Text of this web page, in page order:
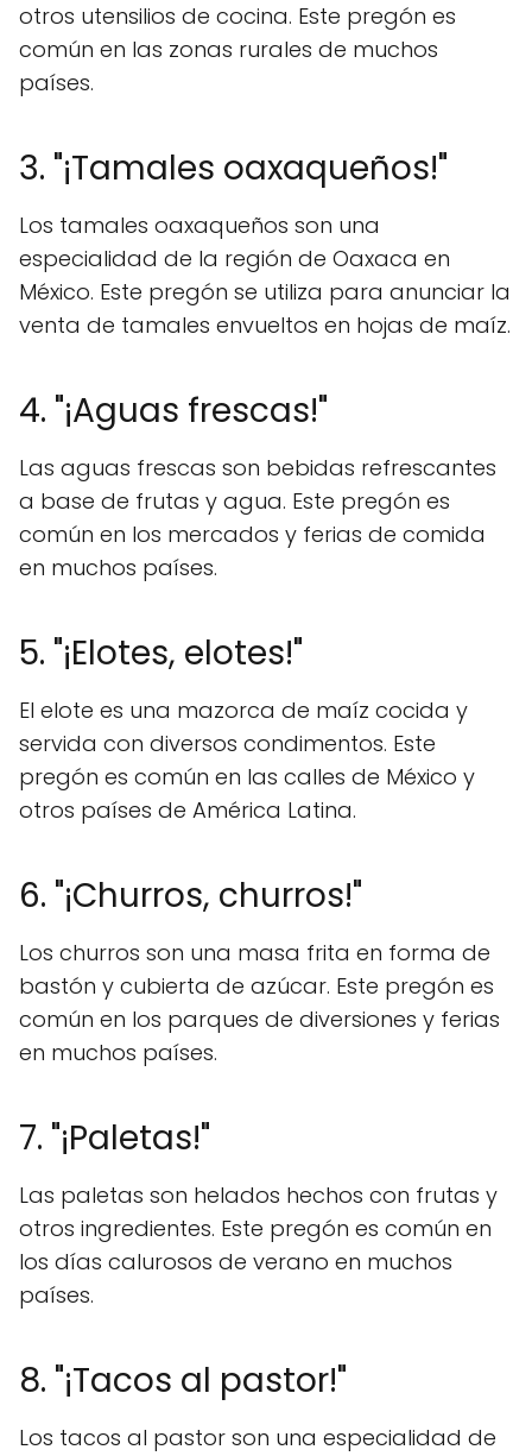
otros utensilios de cocina. Este pregón es
común en las zonas rurales de muchos
países.
3. "¡Tamales oaxaqueños!"
Los tamales oaxaqueños son una
especialidad de la región de Oaxaca en
México. Este pregón se utiliza para anunciar la
venta de tamales envueltos en hojas de maíz.
4. "¡Aguas frescas!"
Las aguas frescas son bebidas refrescantes
a base de frutas y agua. Este pregón es
común en los mercados y ferias de comida
en muchos países.
5. "¡Elotes, elotes!"
El elote es una mazorca de maíz cocida y
servida con diversos condimentos. Este
pregón es común en las calles de México y
otros países de América Latina.
6. "¡Churros, churros!"
Los churros son una masa frita en forma de
bastón y cubierta de azúcar. Este pregón es
común en los parques de diversiones y ferias
en muchos países.
7. "¡Paletas!"
Las paletas son helados hechos con frutas y
otros ingredientes. Este pregón es común en
los días calurosos de verano en muchos
países.
8. "¡Tacos al pastor!"
Los tacos al pastor son una especialidad de